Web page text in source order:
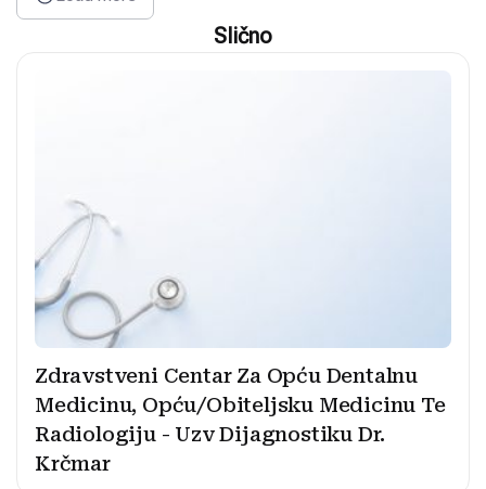
Slično
Zdravstveni Centar Za Opću Dentalnu
Medicinu, Opću/Obiteljsku Medicinu Te
Radiologiju - Uzv Dijagnostiku Dr.
Krčmar